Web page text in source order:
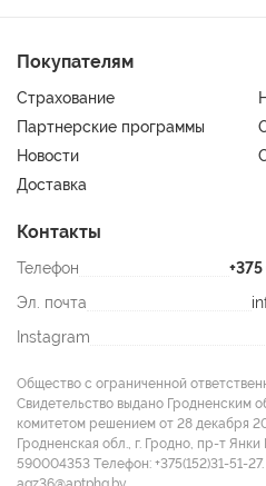
Покупателям
Страхование
Партнерские программы
Новости
Доставка
Контакты
Телефон
Эл. почта
Instagram
Общество с ограниченной
Свидетельство выдано Гродненским
комитетом решением от 28 декабря
Гродненская обл., г. Гродно, пр-т
590004353 Tелефон: +375(152)31-51-